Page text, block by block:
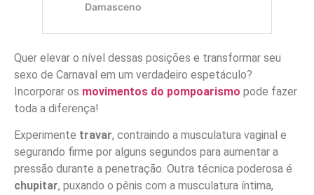
Quer elevar o nível dessas posições e transformar seu
sexo de Carnaval em um verdadeiro espetáculo?
Incorporar os movimentos do pompoarismo pode fazer
toda a diferença!
Experimente travar, contraindo a musculatura vaginal e
segurando firme por alguns segundos para aumentar a
pressão durante a penetração. Outra técnica poderosa é
chupitar, puxando o pênis com a musculatura íntima,